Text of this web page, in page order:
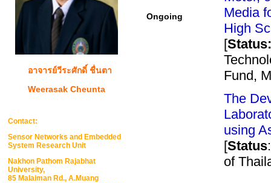
อาจารย์วีระศักดิ์ ชื่นตา
Weerasak Cheunta
Contact:
Sensor Networks and Embedded
System Research Unit
Nakhon Pathom Rajabhat
University,
85 Malaiman Rd., A.Muang
Ongoing
Media
High
[Status:
Fund,
The
using
[Status
of